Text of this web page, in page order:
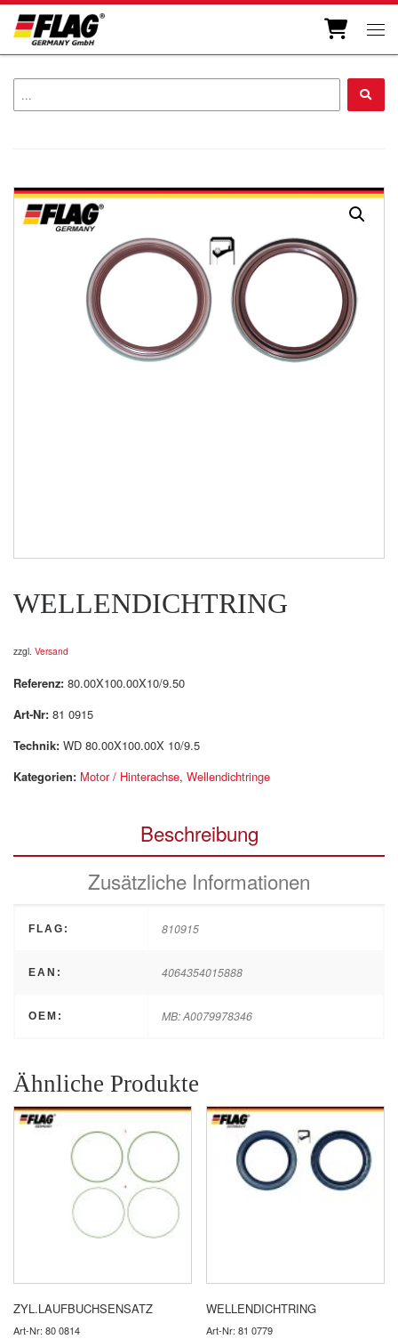
Zum Inhalt springen
WELLENDICHTRING
zzgl. Versand
Referenz: 80.00X100.00X10/9.50
Art-Nr: 81 0915
Technik: WD 80.00X100.00X 10/9.5
Kategorien: Motor / Hinterachse, Wellendichtringe
Beschreibung
Zusätzliche Informationen
FLAG: 810915
EAN: 4064354015888
OEM: MB: A0079978346
Ähnliche Produkte
ZYL.LAUFBUCHSENSATZ
Art-Nr: 80 0814
WELLENDICHTRING
Art-Nr: 81 0779